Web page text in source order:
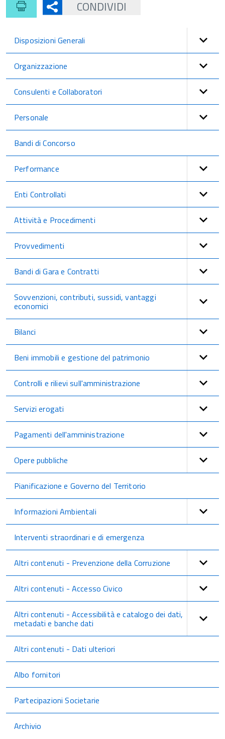
CONDIVIDI
Disposizioni Generali
Organizzazione
Consulenti e Collaboratori
Personale
Bandi di Concorso
Performance
Enti Controllati
Attività e Procedimenti
Provvedimenti
Bandi di Gara e Contratti
Sovvenzioni, contributi, sussidi, vantaggi
economici
Bilanci
Beni immobili e gestione del patrimonio
Controlli e rilievi sull'amministrazione
Servizi erogati
Pagamenti dell'amministrazione
Opere pubbliche
Pianificazione e Governo del Territorio
Informazioni Ambientali
Interventi straordinari e di emergenza
Altri contenuti - Prevenzione della Corruzione
Altri contenuti - Accesso Civico
Altri contenuti - Accessibilità e catalogo dei dati,
metadati e banche dati
Altri contenuti - Dati ulteriori
Albo fornitori
Partecipazioni Societarie
Archivio